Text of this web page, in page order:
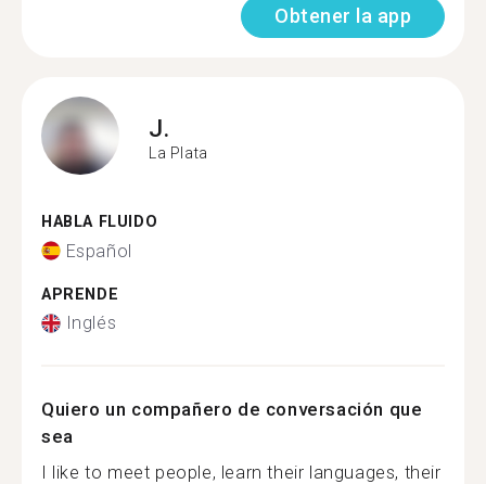
Obtener la app
J.
La Plata
HABLA FLUIDO
Español
APRENDE
Inglés
Quiero un compañero de conversación que
sea
I like to meet people, learn their languages, their